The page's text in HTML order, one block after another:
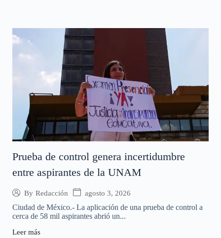
Prueba de control genera incertidumbre
entre aspirantes de la UNAM
By Redacción agosto 3, 2026
Ciudad de México.- La aplicación de una prueba de control a
cerca de 58 mil aspirantes abrió un...
Leer más